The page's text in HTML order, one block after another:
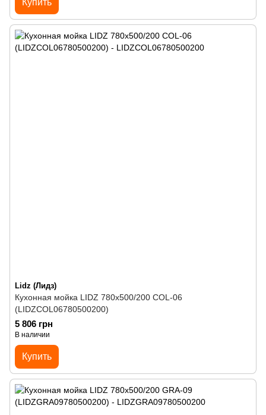
Купить
Lidz (Лидз)
Кухонная мойка LIDZ 780x500/200 COL-06
(LIDZCOL06780500200)
5 806 грн
В наличии
Купить